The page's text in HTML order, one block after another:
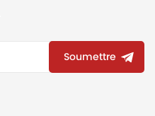
Soumettre